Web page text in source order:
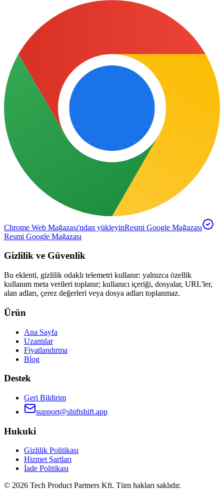
Chrome Web Mağazası'ndan yükleyinResmi Google Mağazası
Resmi Google Mağazası
Gizlilik ve Güvenlik
Bu eklenti, gizlilik odaklı telemetri kullanır: yalnızca özellik
kullanım meta verileri toplanır; kullanıcı içeriği, dosyalar, URL'ler,
alan adları, çerez değerleri veya dosya adları toplanmaz.
Ürün
Ana Sayfa
Uzantılar
Fiyatlandırma
Blog
Destek
Geri Bildirim
support@shiftshift.app
Hukuki
Gizlilik Politikası
Hizmet Şartları
İade Politikası
© 2026 Tech Product Partners Kft. Tüm hakları saklıdır.